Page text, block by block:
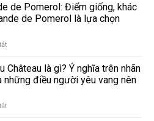
vang
phổ
thế
Sparkling
Wine
Nhau
Thế
Nào?
10
So
de Pomerol: Điểm giống, khác
de Pomerol là lựa chọn
ở
và
Lalande
de
Điểm
Château là gì? Ý nghĩa trên nhãn
những điều người yêu vang nên
ở